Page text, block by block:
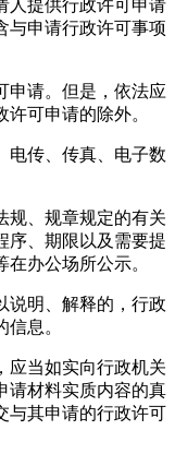
人提供行政许可申请
与申请行政许可事项
请。但是，依法应
可申请的除外。
传、传真、电子数
、规章规定的有关
序、期限以及需要提
办公场所公示。
明、解释的，行政
息。
应当如实向行政机关
请材料实质内容的真
与其申请的行政许可